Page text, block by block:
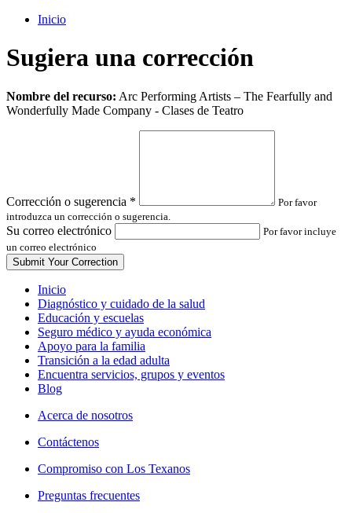
Inicio
Sugiera una corrección
Leave
this
Nombre del recurso: Arc Performing Artists – The Fearfully and
Wonderfully Made Company - Clases de Teatro
Corrección o sugerencia *
Por favor
introduzca un corrección o sugerencia.
Su correo electrónico
Por favor incluye
un correo electrónico
Inicio
Diagnóstico y cuidado de la salud
Educación y escuelas
Seguro médico y ayuda económica
Apoyo para la familia
Transición a la edad adulta
Encuentra servicios, grupos y eventos
Blog
Acerca de nosotros
Contáctenos
Compromiso con Los Texanos
Preguntas frecuentes